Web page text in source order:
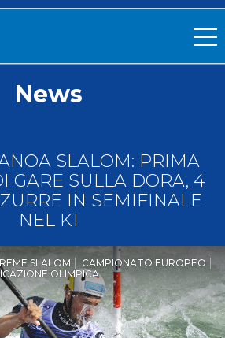
News
SLALOM: PRIMA
GARE SULLA DORA, 4
IN SEMIFINALE
NEL K1
SLALOM
CAMPIONATO EUROPEO
OLIMPICA